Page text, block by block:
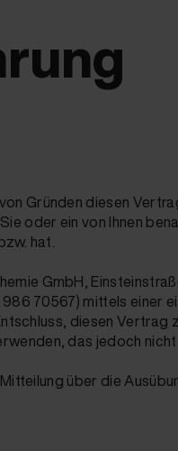
Gründen diesen
oder ein von Ihnen
hat.
GmbH,
70567) mittels einer
diesen Vertrag
das jedoch
über die